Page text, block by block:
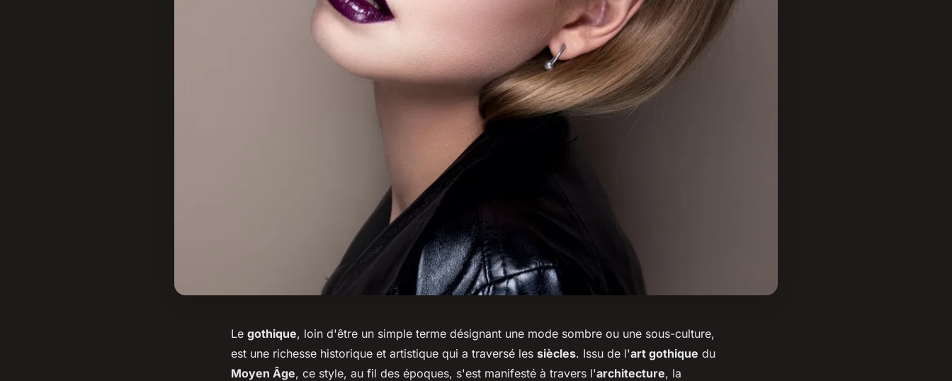
Le gothique, loin d'être un simple terme désignant une mode sombre ou une sous-culture,
est une richesse historique et artistique qui a traversé les siècles. Issu de l'art gothique du
Moyen Âge, ce style, au fil des époques, s'est manifesté à travers l'architecture, la